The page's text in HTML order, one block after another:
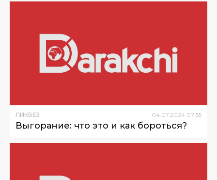
ЛИКБЕЗ 04.07.2024 07:55
Выгорание: что это и как бороться?